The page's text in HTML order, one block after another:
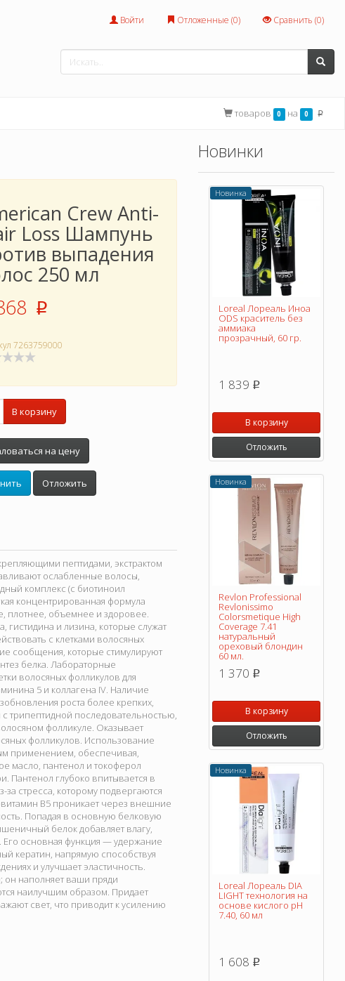
Войти Отложенные (0) Сравнить (0)
товаров 0 на 0 p
Crew Anti-
Loss Шампунь
выпадения
250 мл
p
7263759000
В корзину
на цену
Отложить
пептидами, экстрактом
ослабленные волосы,
комплекс (с биотиноил
концентрированная формула
плотнее, объемнее и здоровее.
и лизина, которые служат
с клетками волосяных
сообщения, которые стимулируют
белка. Лабораторные
волосяных фолликулов для
5 и коллагена IV. Наличие
роста более крепких,
с трипептидной последовательностью,
фолликуле. Оказывает
фолликулов. Использование
применением, обеспечивая,
масло, пантенол и токоферол
Пантенол глубоко впитывается в
стресса, которому подвергаются
B5 проникает через внешние
Попадая в основную белковую
белок добавляет влагу,
Его основная функция — удержание
кератин, напрямую способствуя
и улучшает эластичность.
он наполняет ваши пряди
наилучшим образом. Придает
свет, что приводит к усилению
Новинки
Новинка
Loreal Лореаль Иноа
ODS краситель без
аммиака
прозрачный, 60 гр.
1 839 p
В корзину
Отложить
Новинка
Revlon Professional
Revlonissimo
Colorsmetique High
Coverage 7.41
натуральный
ореховый блондин
60 мл.
1 370 p
В корзину
Отложить
Новинка
Loreal Лореаль DIA
LIGHT технология на
основе кислого pH
7.40, 60 мл
1 608 p